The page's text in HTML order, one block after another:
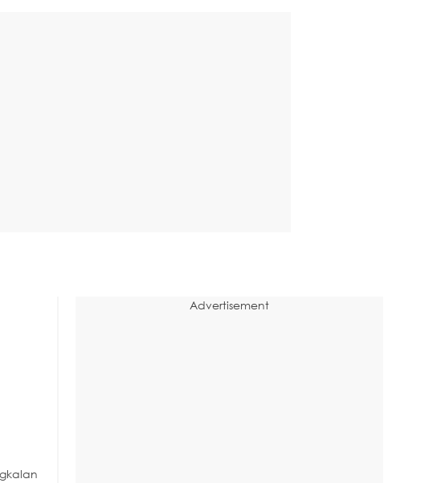
Advertisement